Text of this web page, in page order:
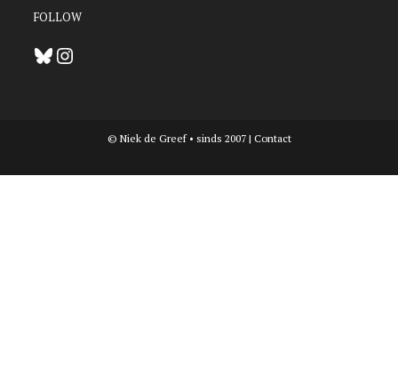
FOLLOW
BlueskyInstagram
© Niek de Greef • sinds 2007 | Contact